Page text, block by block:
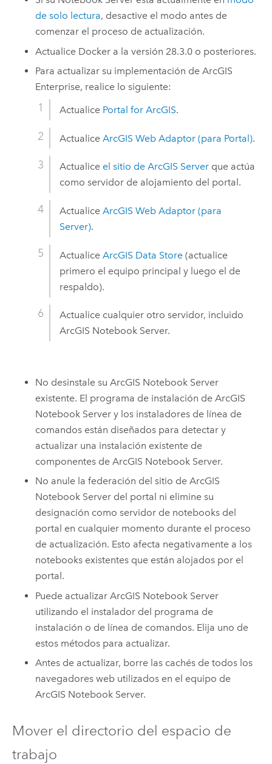
de solo lectura, desactive el modo antes de
comenzar el proceso de actualización.
Actualice Docker a la versión28.3.0 o posteriores.
Para actualizar su implementación deArcGIS
Enterprise, realice lo siguiente:
Actualice Portal for ArcGIS.
ActualiceArcGIS Web Adaptor (para Portal).
Actualice el sitio deArcGIS Server que actúa
como servidor de alojamiento del portal.
ActualiceArcGIS Web Adaptor (para
Server).
ActualiceArcGIS Data Store (actualice
primero el equipo principal y luego el de
respaldo).
Actualice cualquier otro servidor, incluido
ArcGIS Notebook Server.
No desinstale suArcGIS Notebook Server
existente. El programa de instalación deArcGIS
Notebook Server y los instaladores de línea de
comandos están diseñados para detectar y
actualizar una instalación existente de
componentes deArcGIS Notebook Server.
No anule la federación del sitio deArcGIS
Notebook Server del portal ni elimine su
designación como servidor de notebooks del
portal en cualquier momento durante el proceso
de actualización. Esto afecta negativamente a los
notebooks existentes que están alojados por el
portal.
Puede actualizarArcGIS Notebook Server
utilizando el instalador del programa de
instalación o de línea de comandos. Elija uno de
estos métodos para actualizar.
Antes de actualizar, borre las cachés de todos los
navegadores web utilizados en el equipo de
ArcGIS Notebook Server.
Mover el directorio del espacio de
trabajo